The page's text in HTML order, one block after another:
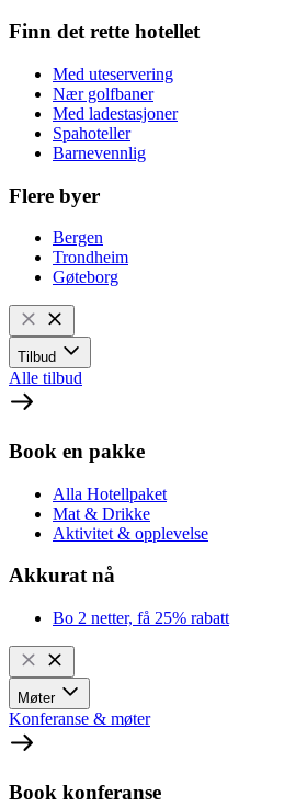
Finn det rette hotellet
Med uteservering
Nær golfbaner
Med ladestasjoner
Spahoteller
Barnevennlig
Flere byer
Bergen
Trondheim
Gøteborg
Tilbud
Alle tilbud
Book en pakke
Alla Hotellpaket
Mat & Drikke
Aktivitet & opplevelse
Akkurat nå
Bo 2 netter, få 25% rabatt
Møter
Konferanse & møter
Book konferanse